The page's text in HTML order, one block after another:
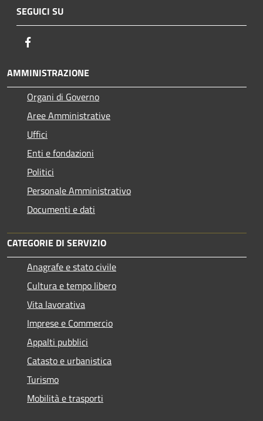
SEGUICI SU
AMMINISTRAZIONE
Organi di Governo
Aree Amministrative
Uffici
Enti e fondazioni
Politici
Personale Amministrativo
Documenti e dati
CATEGORIE DI SERVIZIO
Anagrafe e stato civile
Cultura e tempo libero
Vita lavorativa
Imprese e Commercio
Appalti pubblici
Catasto e urbanistica
Turismo
Mobilità e trasporti